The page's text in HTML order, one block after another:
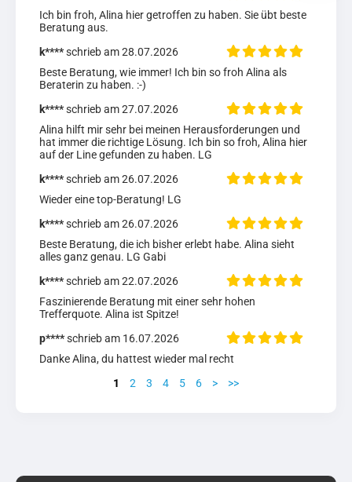
Ich bin froh, Alina hier getroffen zu haben. Sie übt beste
Beratung aus.
k****schrieb am 28.07.2026
Beste Beratung, wie immer! Ich bin so froh Alina als
Beraterin zu haben. :-)
k****schrieb am 27.07.2026
Alina hilft mir sehr bei meinen Herausforderungen und
hat immer die richtige Lösung. Ich bin so froh, Alina hier
auf der Line gefunden zu haben. LG
k****schrieb am 26.07.2026
Wieder eine top-Beratung! LG
k****schrieb am 26.07.2026
Beste Beratung, die ich bisher erlebt habe. Alina sieht
alles ganz genau. LG Gabi
k****schrieb am 22.07.2026
Faszinierende Beratung mit einer sehr hohen
Trefferquote. Alina ist Spitze!
p****schrieb am 16.07.2026
Danke Alina, du hattest wieder mal recht
1
2 3 4 5 6 > >>